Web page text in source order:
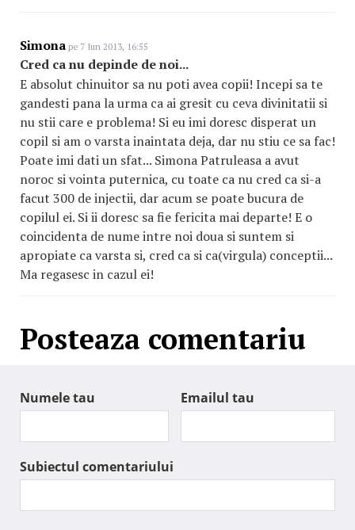
Simona pe 7 Iun 2013, 16:55
Cred ca nu depinde de noi...
E absolut chinuitor sa nu poti avea copii! Incepi sa te
gandesti pana la urma ca ai gresit cu ceva divinitatii si
nu stii care e problema! Si eu imi doresc disperat un
copil si am o varsta inaintata deja, dar nu stiu ce sa fac!
Poate imi dati un sfat... Simona Patruleasa a avut
noroc si vointa puternica, cu toate ca nu cred ca si-a
facut 300 de injectii, dar acum se poate bucura de
copilul ei. Si ii doresc sa fie fericita mai departe! E o
coincidenta de nume intre noi doua si suntem si
apropiate ca varsta si, cred ca si ca(virgula) conceptii...
Ma regasesc in cazul ei!
Posteaza comentariu
Numele tau Emailul tau
Subiectul comentariului